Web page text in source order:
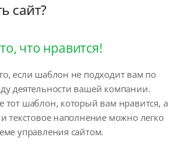
сайт?
что нравится!
если шаблон не подходит вам по
деятельности вашей компании.
тот шаблон, который вам нравится, а
текстовое наполнение можно легко
управления сайтом.